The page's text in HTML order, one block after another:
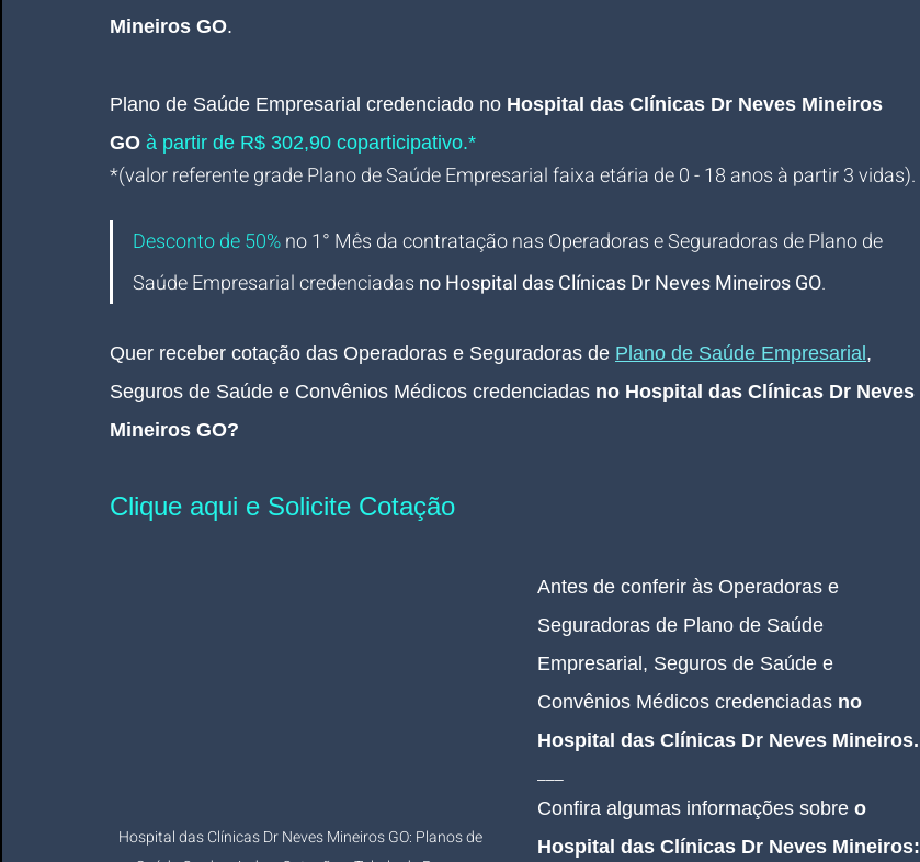
Mineiros GO.
Plano de Saúde Empresarial credenciado no Hospital das Clínicas Dr Neves Mineiros
GO à partir de R$ 302,90 coparticipativo.*
*(valor referente grade Plano de Saúde Empresarial faixa etária de 0 - 18 anos à partir 3 vidas).
Desconto de 50%no 1° Mês da contratação nas Operadoras e Seguradoras de Plano de
Saúde Empresarial credenciadas no Hospital das Clínicas Dr Neves Mineiros GO.
Quer receber cotação das Operadoras e Seguradoras de Plano de Saúde Empresarial ,
Seguros de Saúde e Convênios Médicos credenciadas no Hospital das Clínicas Dr Neves
Mineiros GO?
Clique aqui e Solicite Cotação
Hospital das Clínicas Dr Neves Mineiros GO: Planos de
Antes de conferir às Operadoras e
Seguradoras de Plano de Saúde
Empresarial, Seguros de Saúde e
Convênios Médicos credenciadas no
Hospital das Clínicas Dr Neves Mineiros.
___
Confira algumas informações sobre o
Hospital das Clínicas Dr Neves Mineiros: